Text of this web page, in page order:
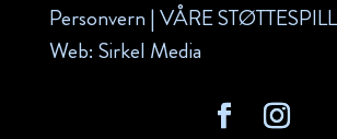
Personvern|VÅRE
Web: Sirkel Media